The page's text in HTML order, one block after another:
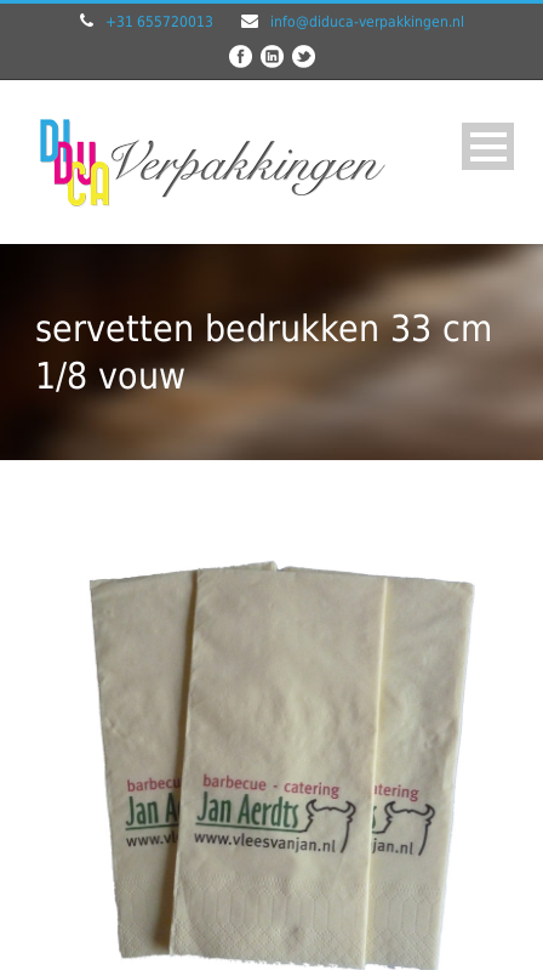
+31 655720013 info@diduca-verpakkingen.nl
servetten bedrukken 33 cm
1/8 vouw